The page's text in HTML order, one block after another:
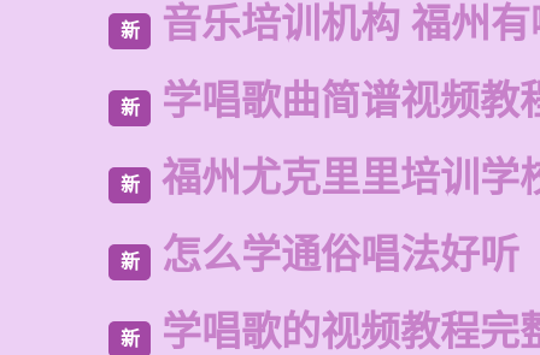
新 音乐培训机构 福州
新 学唱歌曲简谱视频教
新 福州尤克里里培训学
新 怎么学通俗唱法好听
新 学唱歌的视频教程完